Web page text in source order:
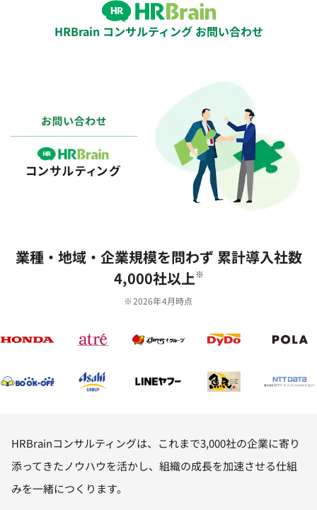
HRBrain コンサルティング お問い合わせ
業種‧地域‧企業規模を問わず 累計導⼊社数
4,000社以上※
※2026年4月時点
HRBrainコンサルティングは、これまで3,000社の企業に寄り
添ってきたノウハウを活かし、組織の成長を加速させる仕組
みを一緒につくります。